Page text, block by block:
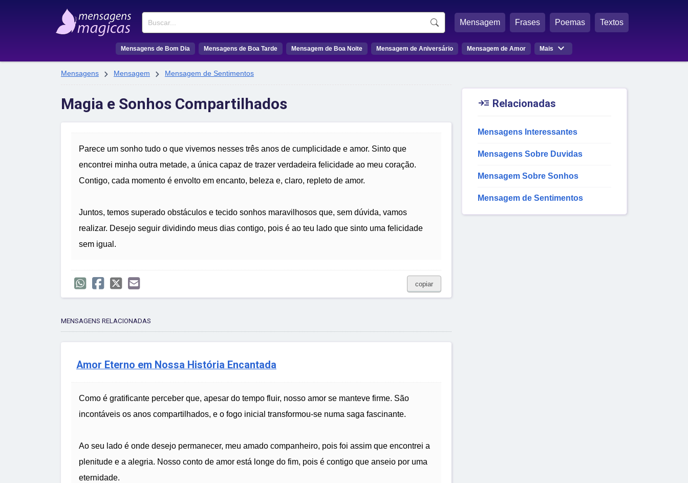
Buscar Mensagem Frases Poemas Textos
Mensagens de Bom Dia Mensagens de Boa Tarde Mensagem de Boa Noite Mensagem de Aniversário Mensagem de Amor Mais 
Mensagens  Mensagem  Mensagem de Sentimentos
Magia e Sonhos Compartilhados
Parece um sonho tudo o que vivemos nesses três anos de cumplicidade e amor. Sinto que
encontrei minha outra metade, a única capaz de trazer verdadeira felicidade ao meu coração.
Contigo, cada momento é envolto em encanto, beleza e, claro, repleto de amor.
Juntos, temos superado obstáculos e tecido sonhos maravilhosos que, sem dúvida, vamos
realizar. Desejo seguir dividindo meus dias contigo, pois é ao teu lado que sinto uma felicidade
sem igual.
copiar
MENSAGENS RELACIONADAS
Amor Eterno em Nossa História Encantada
Como é gratificante perceber que, apesar do tempo fluir, nosso amor se manteve firme. São
incontáveis os anos compartilhados, e o fogo inicial transformou-se numa saga fascinante.
Ao seu lado é onde desejo permanecer, meu amado companheiro, pois foi assim que encontrei a
plenitude e a alegria. Nosso conto de amor está longe do fim, pois é contigo que anseio por uma
eternidade.
 Relacionadas
Mensagens Interessantes
Mensagens Sobre Duvidas
Mensagem Sobre Sonhos
Mensagem de Sentimentos